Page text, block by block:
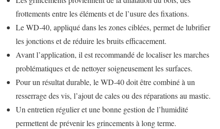
frottements entre les éléments et de l’usure des fixations.
Le WD-40, appliqué dans les zones ciblées, permet de lubrifier
les jonctions et de réduire les bruits efficacement.
Avant l’application, il est recommandé de localiser les marches
problématiques et de nettoyer soigneusement les surfaces.
Pour un résultat durable, le WD-40 doit être combiné à un
resserrage des vis, l’ajout de cales ou des réparations au mastic.
Un entretien régulier et une bonne gestion de l’humidité
permettent de prévenir les grincements à long terme.